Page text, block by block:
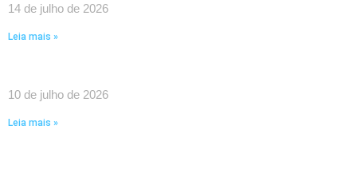
14 de julho de 2026
Leia mais »
10 de julho de 2026
Leia mais »